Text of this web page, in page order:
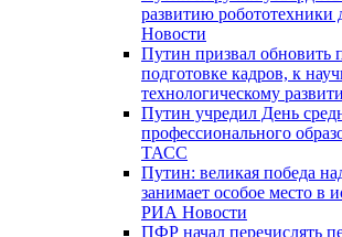
развитию
Новости
Путин призвал обновить
подготовке кадров, к
технологическому
Путин учредил День
профессионального
ТАСС
Путин: великая победа
занимает особое место в
РИА Новости
ПФР начал перечислять